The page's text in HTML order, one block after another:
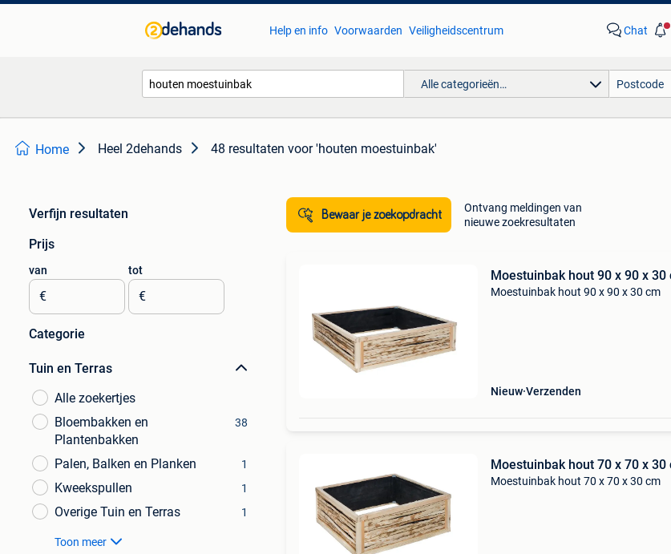
Help en info Voorwaarden Veiligheidscentrum Chat
Alle categorieën…
Home Heel 2dehands 48 resultaten voor 'houten moestuinbak'
Verfijn resultaten
Prijs
van
€
tot
€
Categorie
Tuin en Terras
Alle zoekertjes
Bloembakken en
Plantenbakken
38
Palen, Balken en Planken 1
Kweekspullen 1
Overige Tuin en Terras 1
Toon meer
Bewaar je zoekopdracht
Ontvang meldingen van
nieuwe zoekresultaten
Moestuinbak hout 90 x 90 x 30
Moestuinbak hout 90 x 90 x 30 cm
Nieuw Verzenden
Moestuinbak hout 70 x 70 x 30
Moestuinbak hout 70 x 70 x 30 cm